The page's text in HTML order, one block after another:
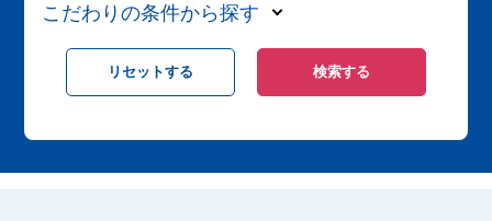
こだわりの条件から探す